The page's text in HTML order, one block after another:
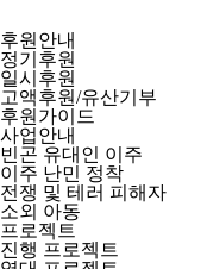
후원안내
정기후원
일시후원
고액후원/유산기부
후원가이드
사업안내
빈곤 유대인 이주
이주 난민 정착
전쟁 및 테러 피해자
소외 아동
프로젝트
진행 프로젝트